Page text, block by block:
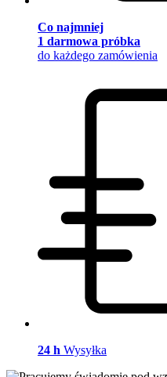
Co najmniej
1 darmowa próbka
do każdego zamówienia
24 h Wysyłka